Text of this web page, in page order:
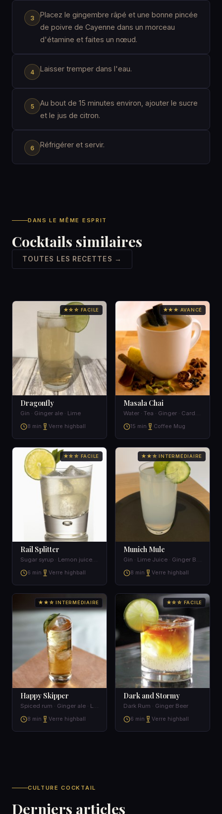
Placez le gingembre râpé et une bonne pincée
de poivre de Cayenne dans un morceau
d'étamine et faites un nœud.
Laisser tremper dans l'eau.
Au bout de 15 minutes environ, ajouter le sucre
et le jus de citron.
Réfrigérer et servir.
DANS LE MÊME ESPRIT
Cocktails similaires
TOUTES LES RECETTES →
★☆☆ FACILE
Dragonfly
Gin · Ginger ale · Lime
8 min
Verre highball
★★★ AVANCÉ
Masala Chai
Water · Tea · Ginger · Cardamom
15 min
Coffee Mug
★☆☆ FACILE
Rail Splitter
Sugar syrup · Lemon juice · Ginger ale
6 min
Verre highball
★★☆ INTERMÉDIAIRE
Munich Mule
Gin · Lime Juice · Ginger Beer · Cucumber
8 min
Verre highball
★★☆ INTERMÉDIAIRE
Happy Skipper
Spiced rum · Ginger ale · Lime · Ice
8 min
Verre highball
★☆☆ FACILE
Dark and Stormy
Dark Rum · Ginger Beer
6 min
Verre highball
CULTURE COCKTAIL
Derniers articles